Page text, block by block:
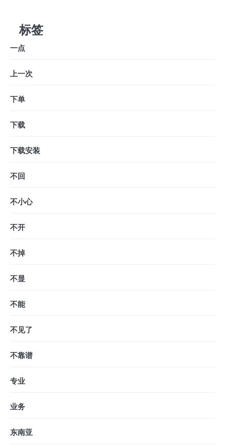
标签
一点
上一次
下单
下载
下载安装
不回
不小心
不开
不掉
不显
不能
不见了
不靠谱
专业
业务
东南亚